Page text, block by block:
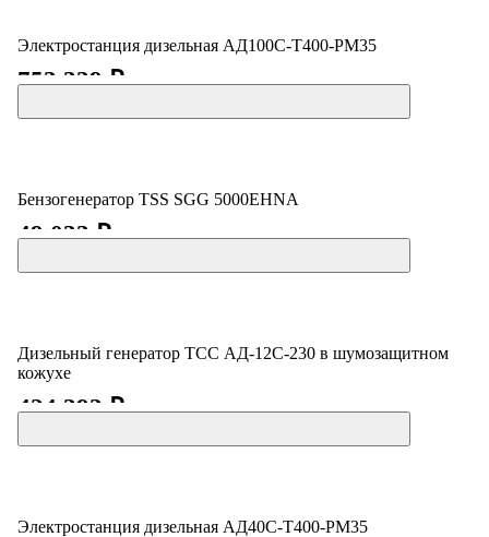
Электростанция дизельная АД100С-Т400-РМ35
753 339 ₽
Бензогенератор TSS SGG 5000EHNA
49 033 ₽
Дизельный генератор ТСС АД-12С-230 в шумозащитном
кожухе
424 393 ₽
Электростанция дизельная АД40С-Т400-РМ35